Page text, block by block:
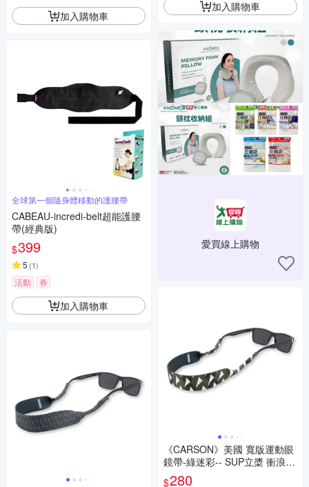
加入購物車
全球第一個隨身體移動的護腰帶
CABEAU-incredi-belt超能護腰
帶(經典版)
$399
5 (1)
活動 券
加入購物車
加入購物車
愛買線上購物
《CARSON》美國 寬版運動眼
鏡帶-綠迷彩-- SUP立槳 衝浪
浮潛 海邊泳池 水上運動
$280